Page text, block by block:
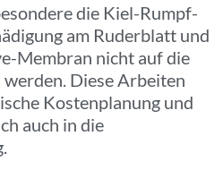
die Kiel-Rumpf-
am Ruderblatt und
Membran nicht auf die
werden. Diese Arbeiten
Kostenplanung und
auch in die